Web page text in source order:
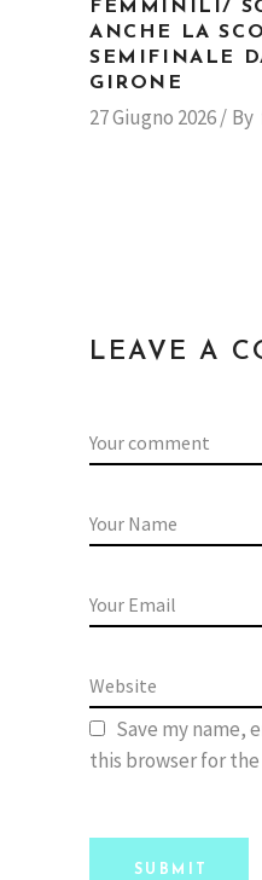
FEMMINILI/
ANCHE LA
SEMIFINALE
GIRONE
27 Giugno 2026 By
LEAVE A
Save my name,
this browser for
SUBMIT